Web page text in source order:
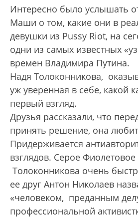
Интересно было услышать
Маши о том, какие они в
девушки из Pussy Riot, на
одни из самых известных
времен Владимира Путина.
Надя Толоконникова,
уж уверенная в себе, какой
первый взгляд.
Друзья рассказали, что
принять решение, она любит
Придерживается
взглядов. Серое Фиолетовое
Толоконникова очень
ее друг Антон Николаев
«человеком, преданным
профессиональной